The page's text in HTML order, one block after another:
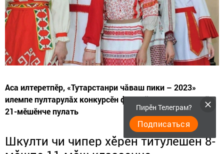
Аса илтеретпӗр, «Тутарстанри чăваш пики – 2023»
илемпе пултарулăх конкурсӗн финалӗ Хусанта апрелӗн
21-мӗшӗнче пулать
Шкулти чи чипер хӗрӗн титулӗшӗн 8-
Пирӗн Телеграм?
Подписаться